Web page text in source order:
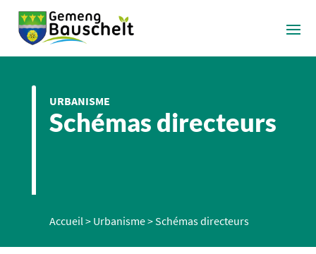
URBANISME
Schémas directeurs
Accueil> Urbanisme>Schémas directeurs